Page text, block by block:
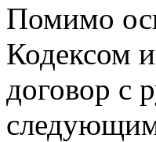
Помимо
Кодексом
договор с